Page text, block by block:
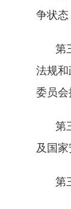
争状
第
法规
委员会
第
及国家
第